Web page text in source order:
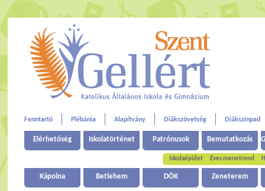
Fenntartó Plébánia Alapítvány Diákszövetség Diákszínpad
Elérhetőség Iskolatörténet Patrónusok Bemutatkozás
Iskolaépület Éves menetrend
Kápolna Betlehem DÖK Zeneterem